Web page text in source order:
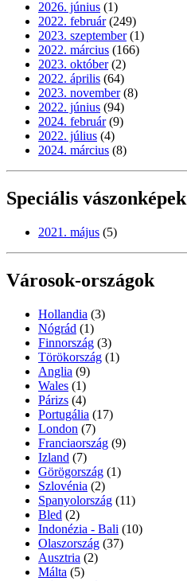
2026. június (1)
2022. február (249)
2023. szeptember (1)
2022. március (166)
2023. október (2)
2022. április (64)
2023. november (8)
2022. június (94)
2024. február (9)
2022. július (4)
2024. március (8)
Speciális vászonképek
2021. május (5)
Városok-országok
Hollandia (3)
Nógrád (1)
Finnország (3)
Törökország (1)
Anglia (9)
Wales (1)
Párizs (4)
Portugália (17)
London (7)
Franciaország (9)
Izland (7)
Görögország (1)
Szlovénia (2)
Spanyolország (11)
Bled (2)
Indonézia - Bali (10)
Olaszország (37)
Ausztria (2)
Málta (5)